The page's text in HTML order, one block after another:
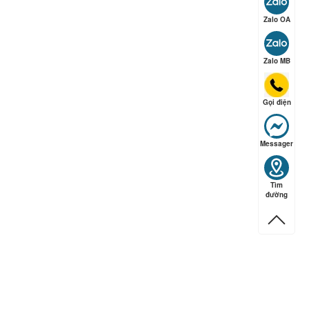
Zalo OA
Zalo MB
Gọi điện
Messager
Tìm
đường